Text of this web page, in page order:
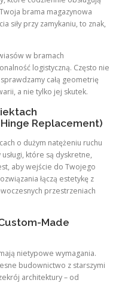
brama magazynowa
siły przy zamykaniu, to znak,
w bramach
logistyczną. Często nie
całą geometrię
a nie tylko jej skutek.
Replacement)
o dużym natężeniu ruchu
które są dyskretne,
aby wejście do Twojego
łączą estetykę z
przestrzeniach
Made
nietypowe wymagania.
budownictwo z starszymi
architektury – od